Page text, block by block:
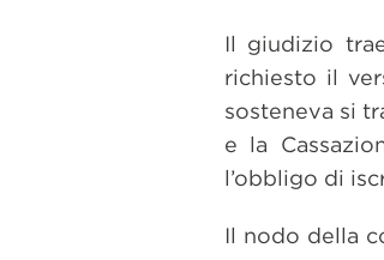
Il giudizio
richiesto il
sosteneva si
e la
l’obbligo di
Il nodo della